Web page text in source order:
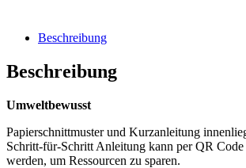
Beschreibung
Beschreibung
Umweltbewusst
Papierschnittmuster und Kurzanleitung
Schritt-für-Schritt Anleitung kann per QR Code
werden, um Ressourcen zu sparen.